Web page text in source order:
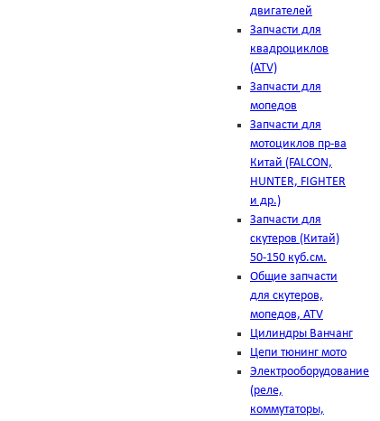
двигателей
Запчасти для
квадроциклов
(ATV)
Запчасти для
мопедов
Запчасти для
мотоциклов пр-ва
Китай (FALCON,
HUNTER, FIGHTER
и др.)
Запчасти для
скутеров (Китай)
50-150 куб.см.
Общие запчасти
для скутеров,
мопедов, ATV
Цилиндры Ванчанг
Цепи тюнинг мото
Электрооборудование
(реле,
коммутаторы,